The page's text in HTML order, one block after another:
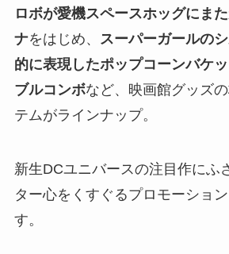
ロボが愛機スペースホッグにま
ナをはじめ、
スーパーガールの
的に表現したポップコーンバケッ
ブルコンボなど、映画館グッズ
テムがラインナップ。
新生DCユニバースの注目作にふ
ター心をくすぐるプロモーショ
す。